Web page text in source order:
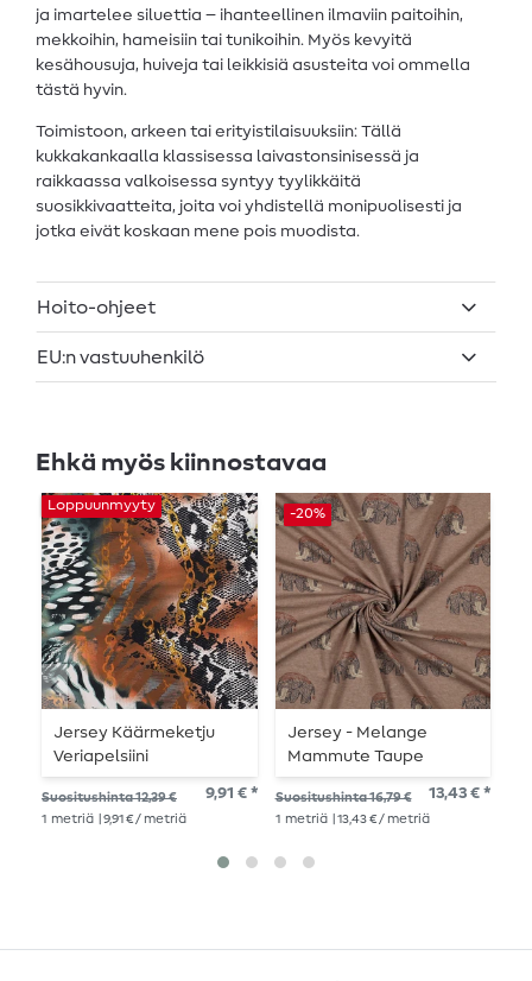
ja imartelee siluettia – ihanteellinen ilmaviin paitoihin,
mekkoihin, hameisiin tai tunikoihin. Myös kevyitä
kesähousuja, huiveja tai leikkisiä asusteita voi ommella
tästä hyvin.
Toimistoon, arkeen tai erityistilaisuuksiin: Tällä
kukkakankaalla klassisessa laivastonsinisessä ja
raikkaassa valkoisessa syntyy tyylikkäitä
suosikkivaatteita, joita voi yhdistellä monipuolisesti ja
jotka eivät koskaan mene pois muodista.
Hoito-ohjeet
EU:n vastuuhenkilö
Ehkä myös kiinnostavaa
Loppuunmyyty
Jersey Käärmeketju
Veriapelsiini
Suositushinta 12,39 € 9,91 € *
1 metriä | 9,91 € / metriä
-20%
Jersey - Melange
Mammute Taupe
Suositushinta 16,79 € 13,43 € *
1 metriä | 13,43 € / metriä